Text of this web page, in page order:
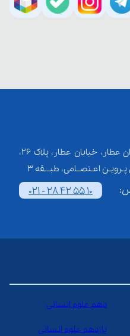
تهران، میدان عطار، خیابان عطار، پلاک 26،
اعـتصــامی، طبـــقه 3
021 - 28 42 55 10
دهم علوم انسانی
یازدهم علوم انسانی